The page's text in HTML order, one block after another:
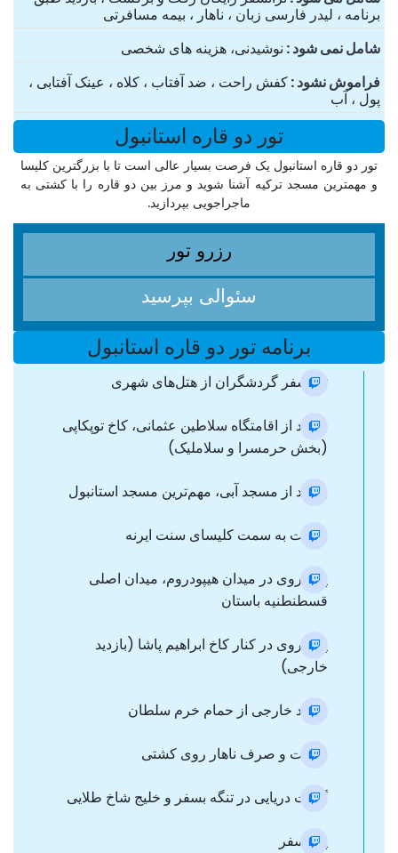
برنامه ، لیدر فارسی زبان ، ناهار ، بیمه مسافرتی
شامل نمی شود نوشیدنی، هزینه های شخصی
فراموش نشود کفش راحت ، ضد آفتاب ، کلاه ، عینک آفتابی ،
پول ، آب
تور دو قاره استانبول
تور دو قاره استانبول یک فرصت بسیار عالی است تا با بزرگترین کلیسا
و مهمترین مسجد ترکیه آشنا شوید و مرز بین دو قاره را با کشتی به
ماجراجویی بپردازید.
رزرو تور
سئوالی بپرسید
برنامه تور دو قاره استانبول
ترانسفر گردشگران از هتل‌های شهری
بازدید از اقامتگاه سلاطین عثمانی، کاخ توپکاپی
(بخش حرمسرا و سلاملیک)
بازدید از مسجد آبی، مهم‌ترین مسجد استانبول
حرکت به سمت کلیسای سنت ایرنه
پیاده‌روی در میدان هیپودروم، میدان اصلی
قسطنطنیه باستان
پیاده‌روی در کنار کاخ ابراهیم پاشا (بازدید
خارجی)
بازدید خارجی از حمام خرم سلطان
حرکت و صرف ناهار روی کشتی
گشت دریایی در تنگه بسفر و خلیج شاخ طلایی
پل بسفر